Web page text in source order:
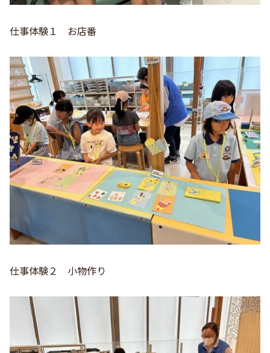
仕事体験１ お店番
仕事体験２ 小物作り